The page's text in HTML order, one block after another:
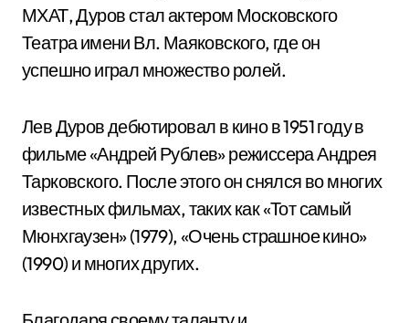
МХАТ, Дуров стал актером Московского
Театра имени Вл. Маяковского, где он
успешно играл множество ролей.
Лев Дуров дебютировал в кино в 1951 году в
фильме «Андрей Рублев» режиссера Андрея
Тарковского. После этого он снялся во многих
известных фильмах, таких как «Тот самый
Мюнхгаузен» (1979), «Очень страшное кино»
(1990) и многих других.